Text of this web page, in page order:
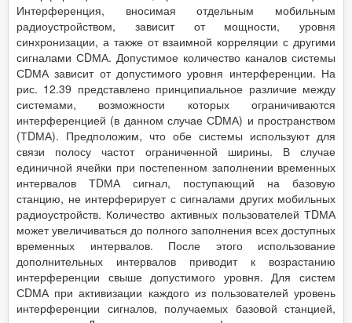
Интерференция, вносимая отдельным мобильным
радиоустройством, зависит от мощности, уровня
синхронизации, а также от взаимной корреляции с другими
сигналами СDМА. Допустимое количество каналов системы
СDМА зависит от допустимого уровня интерференции. На
рис. 12.39 представлено принципиальное различие между
системами, возможности которых ограничиваются
интерференцией (в данном случае СDМА) и пространством
(ТDМА). Предположим, что обе системы используют для
связи полосу частот ограниченной ширины. В случае
единичной ячейки при постепенном заполнении временных
интервалов ТDМА сигнал, поступающий на базовую
станцию, не интерферирует с сигналами других мобильных
радиоустройств. Количество активных пользователей ТDМА
может увеличиваться до полного заполнения всех доступных
временных интервалов. После этого использование
дополнительных интервалов приводит к возрастанию
интерференции свыше допустимого уровня. Для систем
СDМА при активизации каждого из пользователей уровень
интерференции сигналов, получаемых базовой станцией,